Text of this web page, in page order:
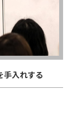
入れする